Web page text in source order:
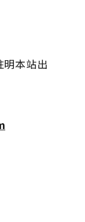
本站出